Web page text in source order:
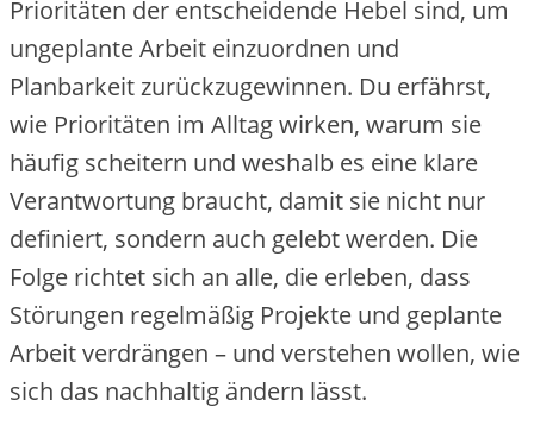
Prioritäten der entscheidende Hebel sind, um
ungeplante Arbeit einzuordnen und
Planbarkeit zurückzugewinnen. Du erfährst,
wie Prioritäten im Alltag wirken, warum sie
häufig scheitern und weshalb es eine klare
Verantwortung braucht, damit sie nicht nur
definiert, sondern auch gelebt werden. Die
Folge richtet sich an alle, die erleben, dass
Störungen regelmäßig Projekte und geplante
Arbeit verdrängen – und verstehen wollen, wie
sich das nachhaltig ändern lässt.